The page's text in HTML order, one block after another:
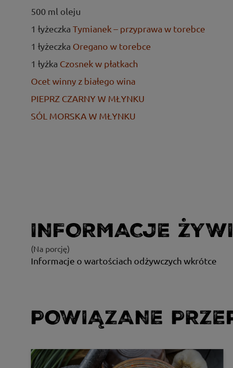
500 ml oleju
1 łyżeczka Tymianek – przyprawa w torebce
1 łyżeczka Oregano w torebce
1 łyżka Czosnek w płatkach
Ocet winny z białego wina
PIEPRZ CZARNY W MŁYNKU
SÓL MORSKA W MŁYNKU
INFORMACJE
(Na porcję)
Informacje o wartościach odżywczych wkrótce
POWIĄZANE